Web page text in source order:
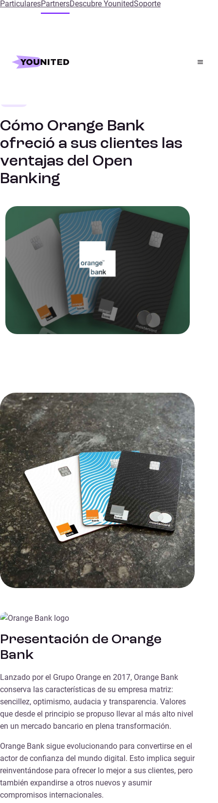
ParticularesPartnersDescubre YounitedSoporte
Inicio
References
Cómo Orange Bank ofreció a sus clientes las ventajas
Cómo Orange Bank
ofreció a sus clientes las
ventajas del Open
Banking
Presentación de Orange
Bank
Lanzado por el Grupo Orange en 2017, Orange Bank
conserva las características de su empresa matriz:
sencillez, optimismo, audacia y transparencia. Valores
que desde el principio se propuso llevar al más alto nivel
en un mercado bancario en plena transformación.
Orange Bank sigue evolucionando para convertirse en el
actor de confianza del mundo digital. Esto implica seguir
reinventándose para ofrecer lo mejor a sus clientes, pero
también expandirse a otros nuevos y asumir
compromisos internacionales.